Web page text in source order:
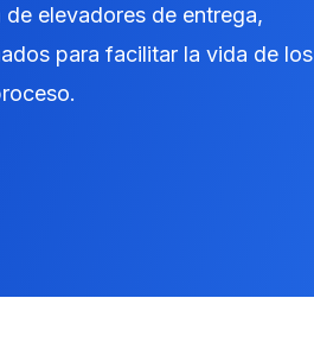
elevadores de entrega,
para facilitar la vida de los